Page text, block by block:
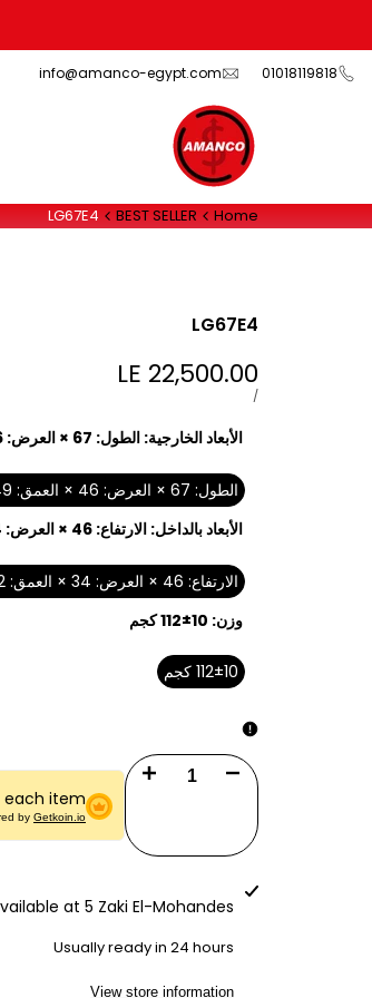
content
01018119818
info@amanco-egypt.com
Home
BEST SELLER
LG67E4
LG67E4
Sale
price
LE 22,500.00
UNIT/
الأبعاد الخارجية:الطول: 67 × العرض: 46 × العمق: 49 سم
الطول: 67 × العرض: 46 × العمق: 49 سم
الأبعاد بالداخل:الارتفاع: 46 × العرض: 34 × العمق: 32 سم
الارتفاع: 46 × العرض: 34 × العمق: 32 سم
وزن: 112±10 كجم
112±10 كجم
Decrease
for
LG67E4
Increase
quantity
for
LG67E4
item.
by Getkoin.io
at 5 Zaki El-Mohandes
Usually ready in 24 hours
View store information